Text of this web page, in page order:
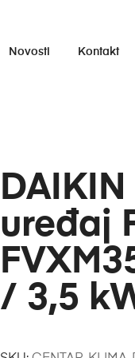
Novosti Kontakt
uređaj
/ 3,5